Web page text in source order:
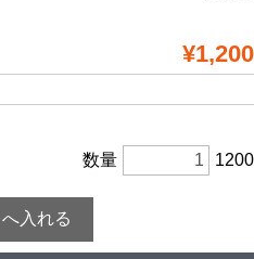
¥1,200
数量 1200